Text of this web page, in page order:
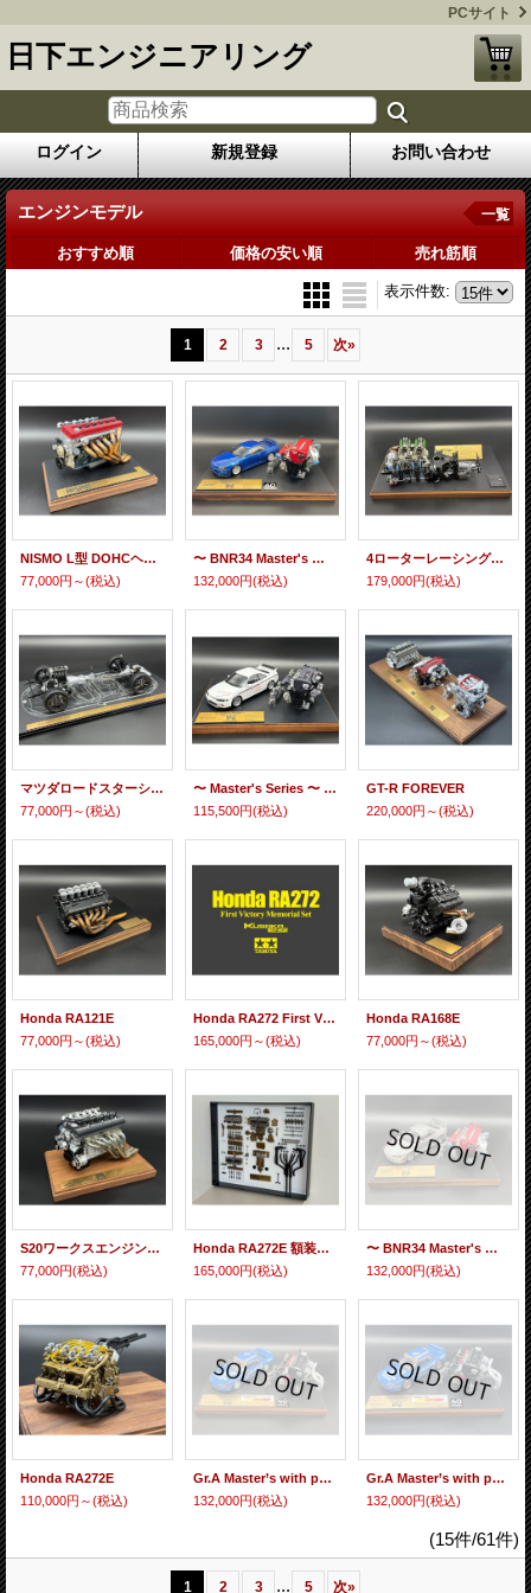
PCサイト
日下エンジニアリング
ログイン 新規登録 お問い合わせ
エンジンモデル 一覧
おすすめ順 価格の安い順 売れ筋順
表示件数:
1 2 3 ... 5 次»
NISMO L型 DOHCヘッド 1/6 scale エンジンモデル
77,000円～(税込)
〜 BNR34 Master's 〜 NISSAN SKYLINE GT-R (BNR34 NISMO S-tune Version) 2004
132,000円(税込)
4ローターレーシングロータリーエンジンモデル 「R26B 1/6スケール ルマン優勝35周年記念エディション」
179,000円(税込)
マツダロードスターシャシーモデル(1/12scale)
77,000円～(税込)
〜 Master's Series 〜 Mine's BCNR33 Master's V-SPEC N1 パワーコア・付き
115,500円(税込)
GT-R FOREVER
220,000円～(税込)
Honda RA121E
77,000円～(税込)
Honda RA272 First Victory Memorial Set
165,000円～(税込)
Honda RA168E
77,000円～(税込)
S20ワークスエンジンモデル
77,000円(税込)
Honda RA272E 額装タイプ
165,000円(税込)
〜 BNR34 Master's 〜 NISSAN SKYLINE GT-R (BNR34 NISMO R-tune Version) 2004
132,000円(税込)
Honda RA272E
110,000円～(税込)
Gr.A Master’s with power core 【CALSONIC SKYLINE Gr.A 1993 Hi-land Winner】
132,000円(税込)
Gr.A Master’s with power core 【CALSONIC SKYLINE Gr.A JTG West Japan circuit 1990 Winner】
132,000円(税込)
(15件/61件)
1 2 3 ... 5 次»